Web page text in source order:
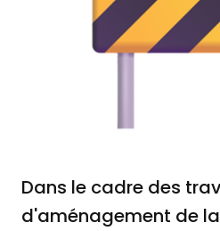
Dans le cadre des
d'aménagement de